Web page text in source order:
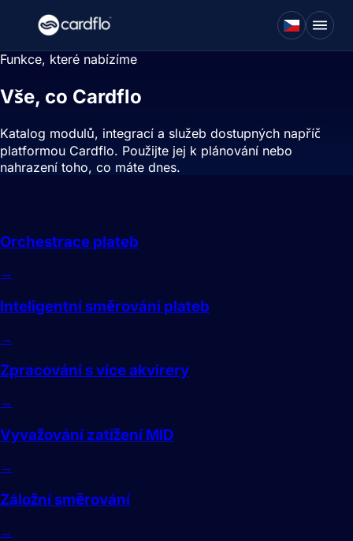
Funkce, které nabízíme
Vše, co Cardflo
Katalog modulů, integrací a služeb dostupných napříč
platformou Cardflo. Použijte jej k plánování nebo
nahrazení toho, co máte dnes.
Orchestrace plateb
→
Inteligentní směrování plateb
→
Zpracování s více akvirery
→
Vyvažování zatížení MID
→
Záložní směrování
→